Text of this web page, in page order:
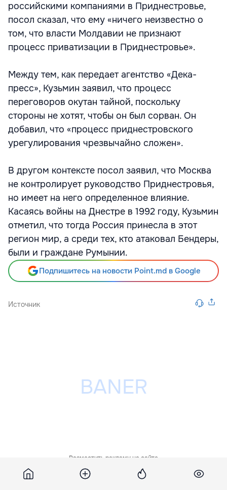
российскими компаниями в Приднестровье,
посол сказал, что ему «ничего неизвестно о
том, что власти Молдавии не признают
процесс приватизации в Приднестровье».
Между тем, как передает агентство «Дека-
пресс», Кузьмин заявил, что процесс
переговоров окутан тайной, поскольку
стороны не хотят, чтобы он был сорван. Он
добавил, что «процесс приднестровского
урегулирования чрезвычайно сложен».
В другом контексте посол заявил, что Москва
не контролирует руководство Приднестровья,
но имеет на него определенное влияние.
Касаясь войны на Днестре в 1992 году, Кузьмин
отметил, что тогда Россия принесла в этот
регион мир, а среди тех, кто атаковал Бендеры,
были и граждане Румынии.
Подпишитесь на новости Point.md в Google
Источник
Разместить рекламу на сайте